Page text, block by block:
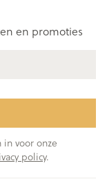
en promoties
voor onze
policy.